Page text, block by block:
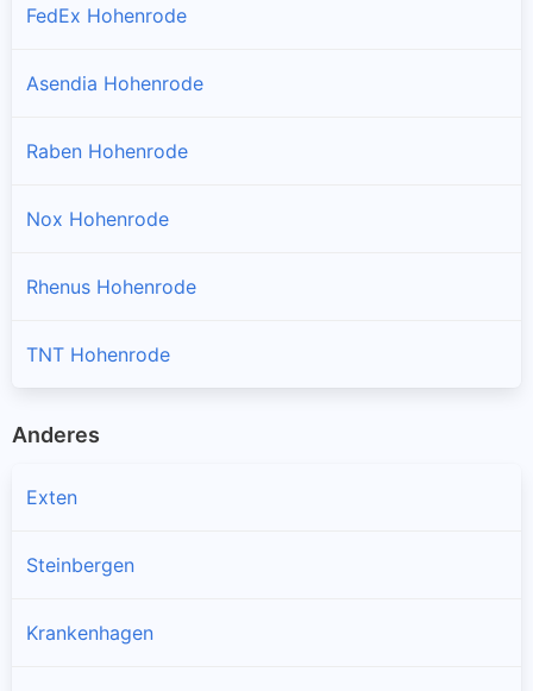
FedEx Hohenrode
Asendia Hohenrode
Raben Hohenrode
Nox Hohenrode
Rhenus Hohenrode
TNT Hohenrode
Anderes
Exten
Steinbergen
Krankenhagen